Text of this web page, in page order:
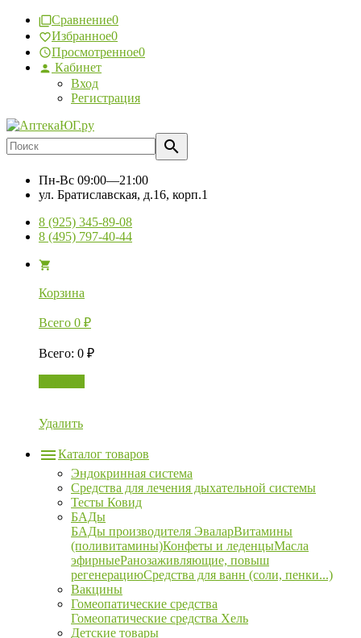
Сравнение0
Избранное0
Просмотренное0
Кабинет
Вход
Регистрация
Пн-Вс 09:00—21:00
ул. Братиславская, д.16, корп.1
8 (925) 345-89-08
8 (495) 797-40-44
Корзина
Всего 0 ₽
Всего: 0 ₽
Удалить
Каталог товаров
Эндокринная система
Средства для лечения дыхательной системы
Тесты Ковид
БАДы
БАДы производителя ЭваларВитамины
(поливитамины)Конфеты и леденцыМасла
эфирныеРанозаживляющие, повыш
регенерациюСредства для ванн (соли, пенки...)
Вакцины
Гомеопатические средства
Гомеопатические средства Хель
Детские товары